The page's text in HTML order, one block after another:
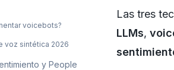
voicebots?
voz sintética 2026
y People
Las tres
LLMs,